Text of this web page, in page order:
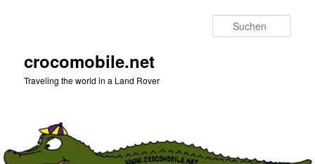
crocomobile.net
Traveling the world in a Land Rover